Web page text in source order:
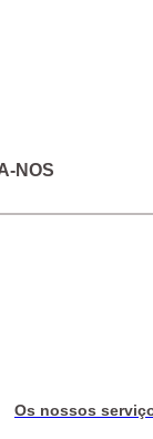
NOS
Os nossos